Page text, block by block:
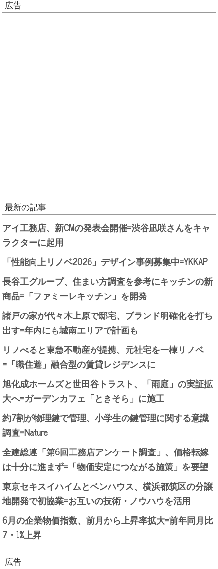
広告
最新の記事
アイ工務店、新CMの発表会開催=渋谷凪咲さんをキャ
ラクターに起用
「性能向上リノベ2026」デザイン事例募集中=YKKAP
長谷工グループ、住まい方調査を参考にキッチンの新
商品=「ファミーレキッチン」を開発
諸戸の家が代々木上原で邸宅、ブランド明確化を打ち
出す=年内にも城南エリアで計画も
リノべると東急不動産が提携、元社宅を一棟リノベ
=「職住遊」融合型の賃貸レジデンスに
旭化成ホームズと世田谷トラスト、「雨庭」の実証拡
大へ=ガーデンカフェ「ときそら」に施工
約7割が物理鍵で管理、小学生の鍵管理に関する意識
調査=Nature
全建総連「第6回工務店アンケート調査」、価格転嫁
は十分に進まず=「物価安定につながる施策」を要望
東京セキスイハイムとベンハウス、横浜都筑区の分譲
地開発で初協業=お互いの技術・ノウハウを活用
6月の企業物価指数、前月から上昇率拡大=前年同月比
7・1%上昇
広告